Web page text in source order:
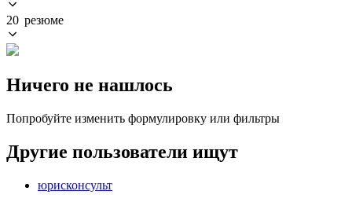
20 резюме
Ничего не нашлось
Попробуйте изменить формулировку или фильтры
Другие пользователи ищут
юрисконсульт